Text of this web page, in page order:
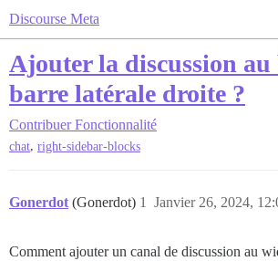
Discourse Meta
Ajouter la discussion au
barre latérale droite ?
Contribuer Fonctionnalité
chat, right-sidebar-blocks
Gonerdot (Gonerdot) Janvier 26, 2024,
1
Comment ajouter un canal de discussion au